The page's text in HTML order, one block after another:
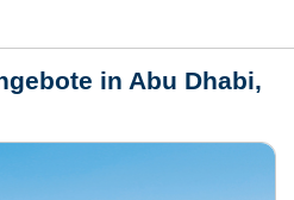
in Abu Dhabi,